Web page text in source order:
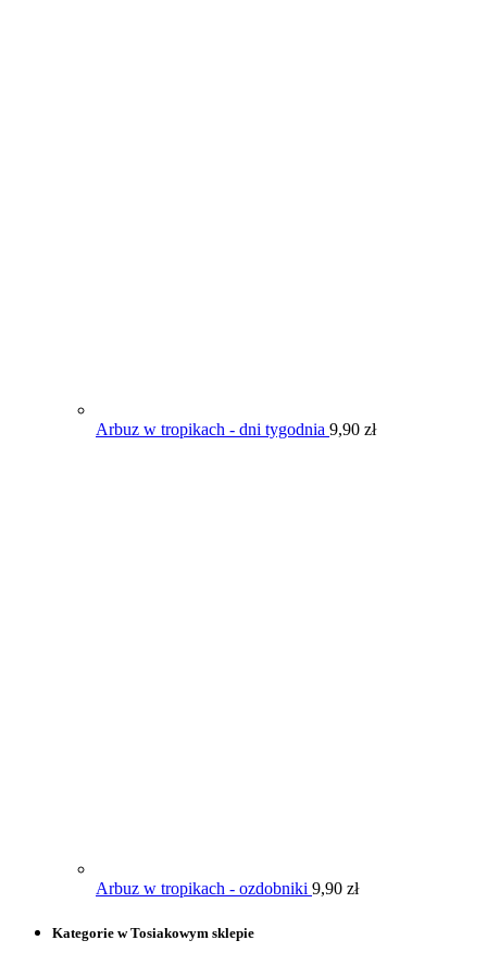
Arbuz w tropikach - dni tygodnia 9,90 zł
Arbuz w tropikach - ozdobniki 9,90 zł
Kategorie w Tosiakowym sklepie